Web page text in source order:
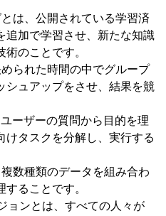
は、公開されている学習済
追加で学習させ、新たな知識
のことです。
られた時間の中でグループ
シュアップをさせ、結果を競
ーザーの質問から目的を理
けタスクを分解し、実行する
数種類のデータを組み合わ
ることです。
ョンとは、すべての人々が